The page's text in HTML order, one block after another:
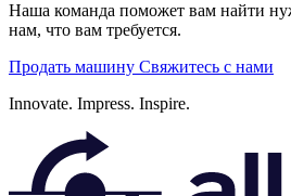
Наша команда поможет вам найти
нам, что вам требуется.
Продать машину Свяжитесь с нами
Innovate. Impress. Inspire.